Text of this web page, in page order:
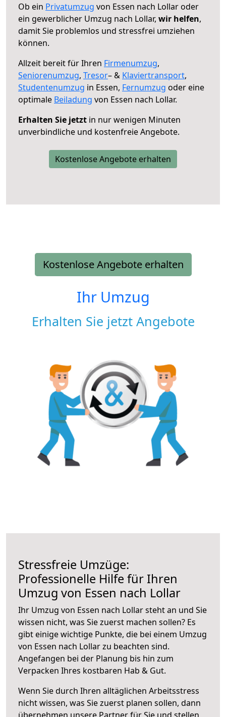
Ob ein Privatumzug von Essen nach Lollar oder
ein gewerblicher Umzug nach Lollar, wir helfen,
damit Sie problemlos und stressfrei umziehen
können.
Allzeit bereit für Ihren Firmenumzug,
Seniorenumzug, Tresor– & Klaviertransport,
Studentenumzug in Essen, Fernumzug oder eine
optimale Beiladung von Essen nach Lollar.
Erhalten Sie jetzt in nur wenigen Minuten
unverbindliche und kostenfreie Angebote.
Kostenlose Angebote erhalten
Kostenlose Angebote erhalten
Ihr Umzug
Erhalten Sie jetzt Angebote
Stressfreie Umzüge:
Professionelle Hilfe für Ihren
Umzug von Essen nach Lollar
Ihr Umzug von Essen nach Lollar steht an und Sie
wissen nicht, was Sie zuerst machen sollen? Es
gibt einige wichtige Punkte, die bei einem Umzug
von Essen nach Lollar zu beachten sind.
Angefangen bei der Planung bis hin zum
Verpacken Ihres kostbaren Hab & Gut.
Wenn Sie durch Ihren alltäglichen Arbeitsstress
nicht wissen, was Sie zuerst planen sollen, dann